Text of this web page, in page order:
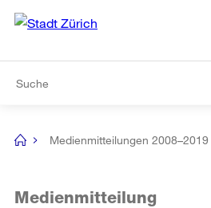
Navigation
[no
Medienmitteilungen 2008–2019
Medienmitteilung